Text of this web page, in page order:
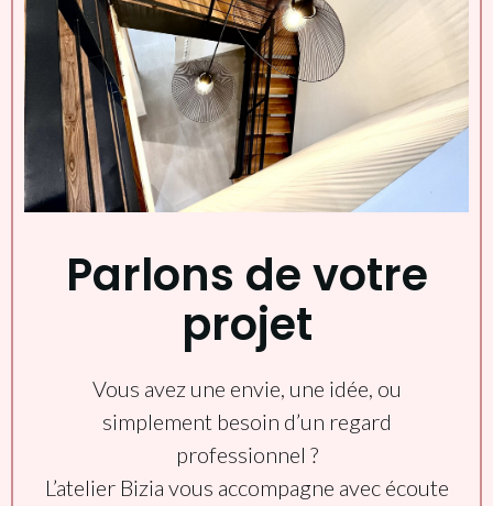
Parlons de votre
projet
Vous avez une envie, une idée, ou
simplement besoin d’un regard
professionnel ?
L’atelier Bizia vous accompagne avec écoute